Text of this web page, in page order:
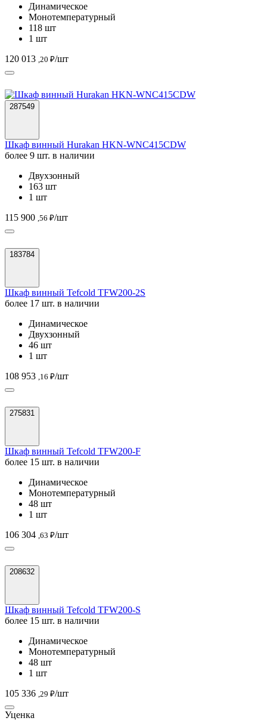
Динамическое
Монотемпературный
118 шт
1 шт
120 013 ,20 ₽/шт
287549
Шкаф винный Hurakan HKN-WNC415CDW
более 9 шт. в наличии
Двухзонный
163 шт
1 шт
115 900 ,56 ₽/шт
183784
Шкаф винный Tefcold TFW200-2S
более 17 шт. в наличии
Динамическое
Двухзонный
46 шт
1 шт
108 953 ,16 ₽/шт
275831
Шкаф винный Tefcold TFW200-F
более 15 шт. в наличии
Динамическое
Монотемпературный
48 шт
1 шт
106 304 ,63 ₽/шт
208632
Шкаф винный Tefcold TFW200-S
более 15 шт. в наличии
Динамическое
Монотемпературный
48 шт
1 шт
105 336 ,29 ₽/шт
Уценка